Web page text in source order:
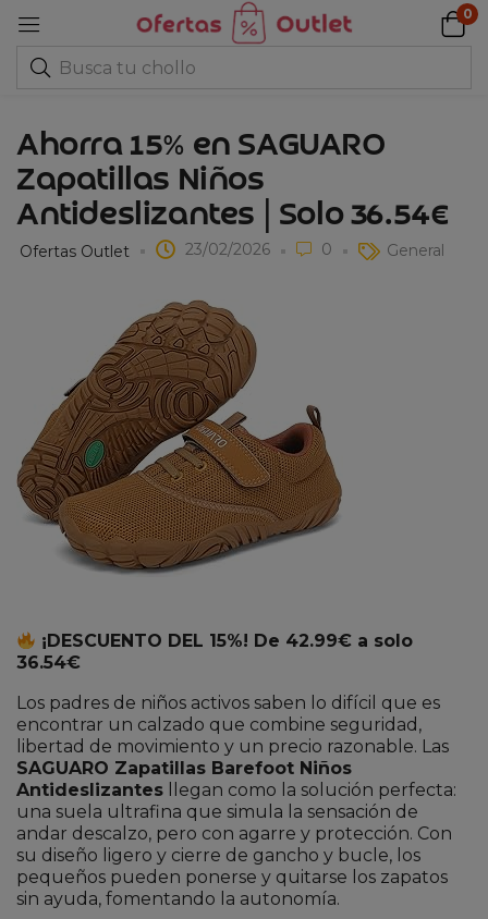
0
Ahorra 15% en SAGUARO
Zapatillas Niños
Antideslizantes | Solo 36.54€
Ofertas Outlet 23/02/2026 0 General
¡DESCUENTO DEL 15%! De 42.99€ a solo
36.54€
Los padres de niños activos saben lo difícil que es
encontrar un calzado que combine seguridad,
libertad de movimiento y un precio razonable. Las
SAGUARO Zapatillas Barefoot Niños
Antideslizantes llegan como la solución perfecta:
una suela ultrafina que simula la sensación de
andar descalzo, pero con agarre y protección. Con
su diseño ligero y cierre de gancho y bucle, los
pequeños pueden ponerse y quitarse los zapatos
sin ayuda, fomentando la autonomía.